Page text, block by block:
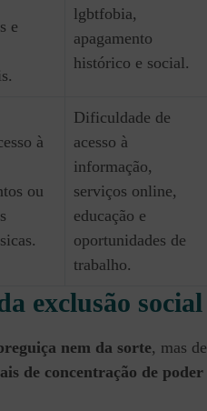
e
lgbtfobia,
apagamento
histórico e social.
à
ou
Dificuldade de
acesso à
informação,
serviços online,
educação e
oportunidades de
trabalho.
exclusão social
nem da sorte, mas de
de concentração de poder